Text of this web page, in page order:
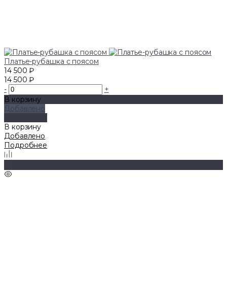
Платье-рубашка с поясом
14 500 ₽
14 500 ₽
-
+
В корзину
Добавлено
В корзину
Добавлено
Подробнее